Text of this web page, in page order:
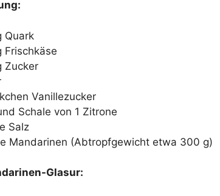
Quark
Frischkäse
Zucker
Vanillezucker
Schale von 1 Zitrone
Salz
Mandarinen (Abtropfgewicht etwa 300 g)
Glasur: